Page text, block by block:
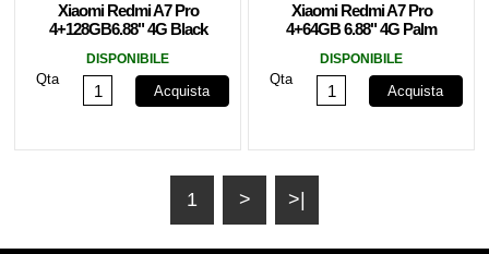
Xiaomi Redmi A7 Pro
4+128GB6.88" 4G Black
DISPONIBILE
Qta
Acquista
Xiaomi Redmi A7 Pro
4+64GB 6.88" 4G Palm
DISPONIBILE
Qta
Acquista
1 > >|